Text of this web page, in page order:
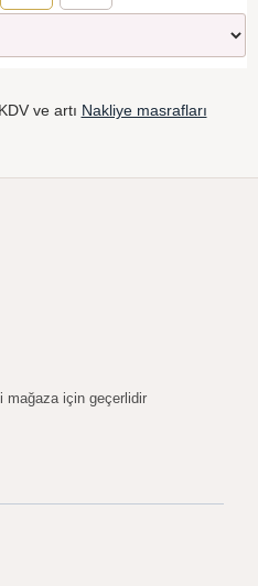
ve artı Nakliye masrafları
mağaza için geçerlidir